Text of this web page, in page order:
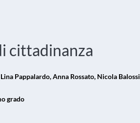
cittadinanza
Pappalardo, Anna Rossato, Nicola Balossi
grado